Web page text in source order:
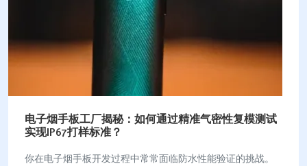
电子烟手板工厂揭秘：如何通过精准气密性复模测试
实现IP67打样标准？
你在电子烟手板开发过程中常常面临防水性能验证的挑战。